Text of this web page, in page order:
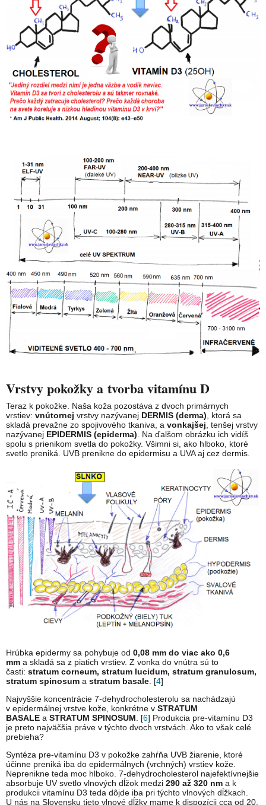
Vrstvy pokožky a tvorba vitamínu D
Teraz k pokožke. Naša koža pozostáva z dvoch primárnych
vrstiev: vnútornej vrstvy nazývanej DERMIS (derma) , ktorá sa
skladá prevažne zo spojivového tkaniva, a vonkajšej , tenšej vrstvy
nazývanej EPIDERMIS (epiderma) . Na ďalšom obrázku ich vidíš
spolu s prienikom svetla do pokožky. Všimni si, ako hlboko, ktoré
svetlo preniká. UVB prenikne do epidermisu a UVA aj cez dermis.
Hrúbka epidermy sa pohybuje od 0,08 mm do viac ako 0,6
mm a skladá sa z piatich vrstiev. Z vonka do vnútra sú to
časti: stratum corneum, stratum lucidum, stratum granulosum,
stratum spinosum a stratum basale. [4]
Najvyššie koncentrácie 7-dehydrocholesterolu sa nachádzajú
v epidermálnej vrstve kože, konkrétne v STRATUM
BASALE a STRATUM SPINOSUM. [6] Produkcia pre-vitamínu D3
je preto najväčšia práve v týchto dvoch vrstvách. Ako to však celé
prebieha?
Syntéza pre-vitamínu D3 v pokožke zahŕňa UVB žiarenie, ktoré
účinne preniká iba do epidermálnych (vrchných) vrstiev kože.
Neprenikne teda moc hlboko. 7-dehydrocholesterol najefektívnejšie
absorbuje UV svetlo vlnových dĺžok medzi 290 až 320 nm a k
produkcii vitamínu D3 teda dôjde iba pri týchto vlnových dĺžkach.
U nás na Slovensku tieto vlnové dĺžky mame k dispozícii cca od 20.